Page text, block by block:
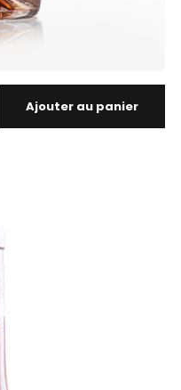
Ajouter au panier